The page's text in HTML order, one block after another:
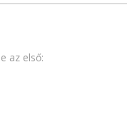
az első: